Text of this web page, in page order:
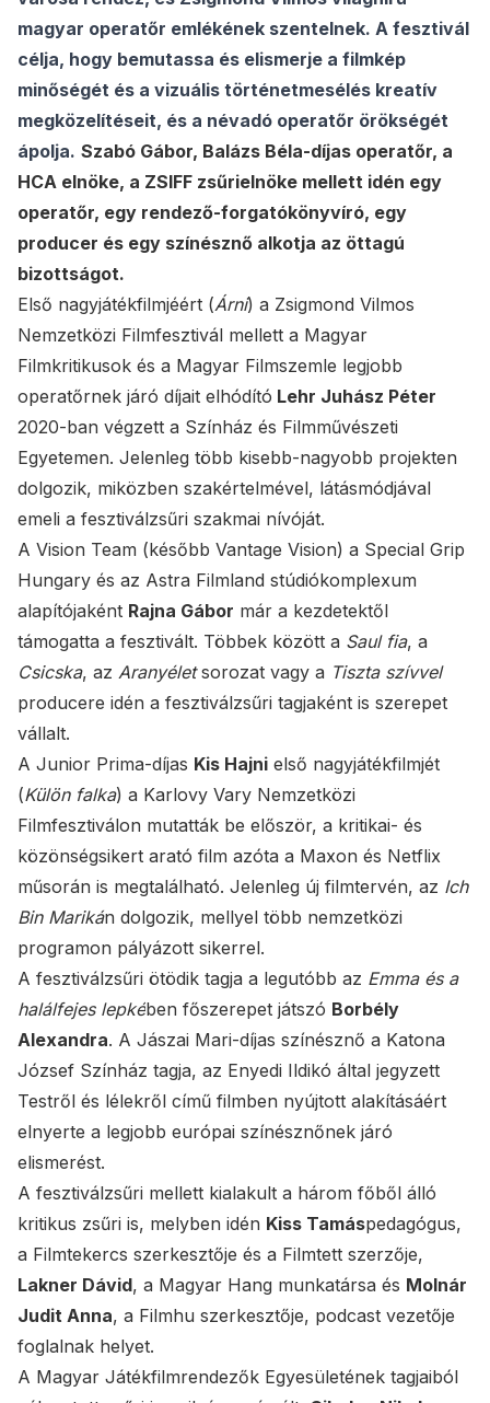
magyar operatőr emlékének szentelnek. A fesztivál
célja, hogy bemutassa és elismerje a filmkép
minőségét és a vizuális történetmesélés kreatív
megközelítéseit, és a névadó operatőr örökségét
ápolja. Szabó Gábor, Balázs Béla-díjas operatőr, a
HCA elnöke, a ZSIFF zsűrielnöke mellett idén egy
operatőr, egy rendező-forgatókönyvíró, egy
producer és egy színésznő alkotja az öttagú
bizottságot.
Első nagyjátékfilmjéért (Árni) a Zsigmond Vilmos
Nemzetközi Filmfesztivál mellett a Magyar
Filmkritikusok és a Magyar Filmszemle legjobb
operatőrnek járó díjait elhódító Lehr Juhász Péter
2020-ban végzett a Színház és Filmművészeti
Egyetemen. Jelenleg több kisebb-nagyobb projekten
dolgozik, miközben szakértelmével, látásmódjával
emeli a fesztiválzsűri szakmai nívóját.
A Vision Team (később Vantage Vision) a Special Grip
Hungary és az Astra Filmland stúdiókomplexum
alapítójaként Rajna Gábor már a kezdetektől
támogatta a fesztivált. Többek között a Saul fia, a
Csicska, az Aranyéletsorozat vagy a Tiszta szívvel
producere idén a fesztiválzsűri tagjaként is szerepet
vállalt.
A Junior Prima-díjas Kis Hajni első nagyjátékfilmjét
(Külön falka) a Karlovy Vary Nemzetközi
Filmfesztiválon mutatták be először, a kritikai- és
közönségsikert arató film azóta a Maxon és Netflix
műsorán is megtalálható. Jelenleg új filmtervén, az Ich
Bin Marikán dolgozik, mellyel több nemzetközi
programon pályázott sikerrel.
A fesztiválzsűri ötödik tagja a legutóbb az Emma és a
halálfejes lepkében főszerepet játszó Borbély
Alexandra. A Jászai Mari-díjas színésznő a Katona
József Színház tagja, az Enyedi Ildikó által jegyzett
Testről és lélekről című filmben nyújtott alakításáért
elnyerte a legjobb európai színésznőnek járó
elismerést.
A fesztiválzsűri mellett kialakult a három főből álló
kritikus zsűri is, melyben idén Kiss Tamáspedagógus,
a Filmtekercs szerkesztője és a Filmtett szerzője,
Lakner Dávid, a Magyar Hang munkatársa és Molnár
Judit Anna, a Filmhu szerkesztője, podcast vezetője
foglalnak helyet.
A Magyar Játékfilmrendezők Egyesületének tagjaiból